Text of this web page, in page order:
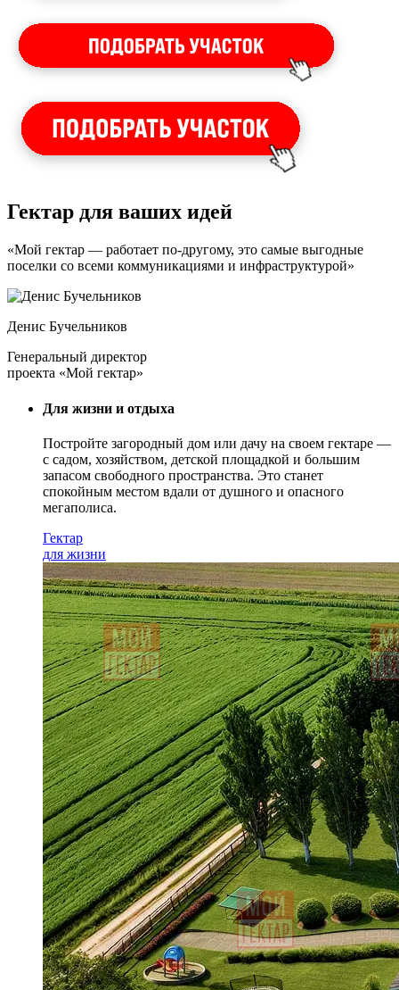
Гектар для ваших идей
«Мой гектар — работает по-другому, это самые выгодные
поселки со всеми коммуникациями и инфраструктурой»
Денис Бучельников
Генеральный директор
проекта «Мой гектар»
Для жизни и отдыха
Постройте загородный дом или дачу на своем гектаре —
с садом, хозяйством, детской площадкой и большим
запасом свободного пространства. Это станет
спокойным местом вдали от душного и опасного
мегаполиса.
Гектар
для жизни